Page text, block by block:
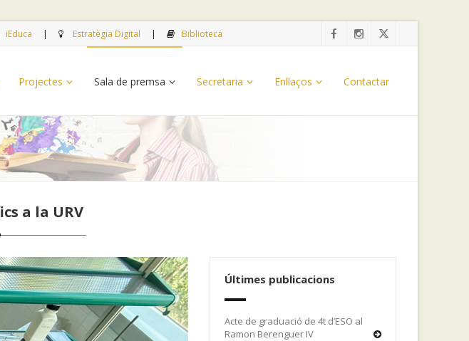
iEduca Estratègia Digital Biblioteca
Projectes Sala de premsa Secretaria Enllaços Contactar
a la URV
Últimes publicacions
Acte de graduació de 4t d’ESO al
Ramon Berenguer IV